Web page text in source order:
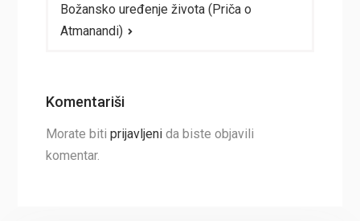
Božansko uređenje života (Priča o
Atmanandi)
Komentariši
Morate biti prijavljenida biste objavili
komentar.